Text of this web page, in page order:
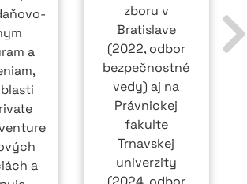
a
a
zboru v
Bratislave
(2022, odbor
bezpečnostné
vedy) aj na
Právnickej
fakulte
Trnavskej
univerzity